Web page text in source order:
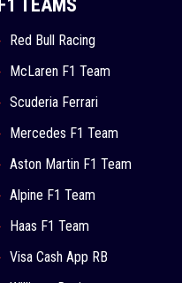
F1 TEAMS
Red Bull Racing
McLaren F1 Team
Scuderia Ferrari
Mercedes F1 Team
Aston Martin F1 Team
Alpine F1 Team
Haas F1 Team
Visa Cash App RB